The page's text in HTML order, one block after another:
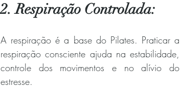
2. Respiração Controlada:
A respiração é a base do Pilates. Praticar a
respiração consciente ajuda na estabilidade,
controle dos movimentos e no alívio do
estresse.